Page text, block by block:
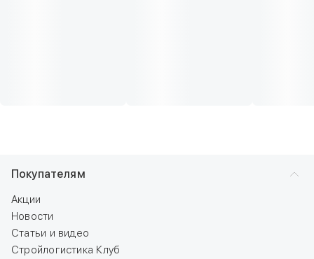
Покупателям
Акции
Новости
Статьи и видео
Стройлогистика Клуб